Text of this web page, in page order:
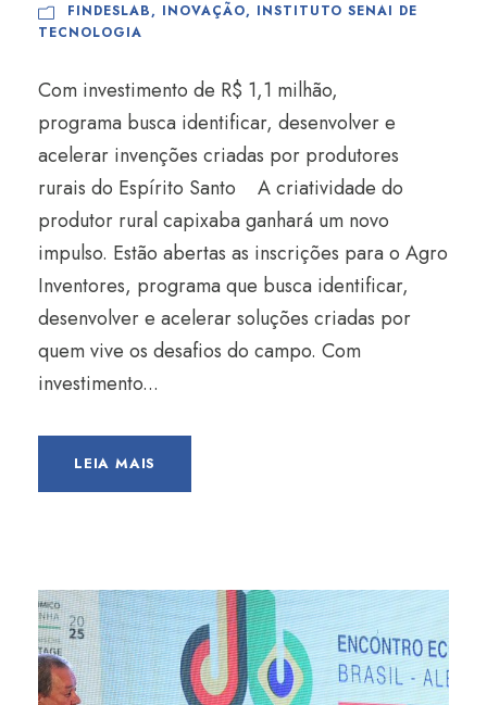
FINDESLAB, INOVAÇÃO, INSTITUTO SENAI DE
TECNOLOGIA
Com investimento de R$ 1,1 milhão,
programa busca identificar, desenvolver e
acelerar invenções criadas por produtores
rurais do Espírito Santo A criatividade do
produtor rural capixaba ganhará um novo
impulso. Estão abertas as inscrições para o Agro
Inventores, programa que busca identificar,
desenvolver e acelerar soluções criadas por
quem vive os desafios do campo. Com
investimento...
LEIA MAIS